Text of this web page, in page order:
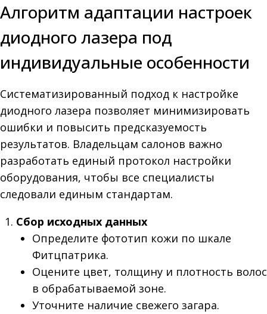
Алгоритм адаптации настроек
диодного лазера под
индивидуальные особенности
Систематизированный подход к настройке
диодного лазера позволяет минимизировать
ошибки и повысить предсказуемость
результатов. Владельцам салонов важно
разработать единый протокол настройки
оборудования, чтобы все специалисты
следовали единым стандартам.
Сбор исходных данных
Определите фототип кожи по шкале
Фитцпатрика.
Оцените цвет, толщину и плотность волос
в обрабатываемой зоне.
Уточните наличие свежего загара.